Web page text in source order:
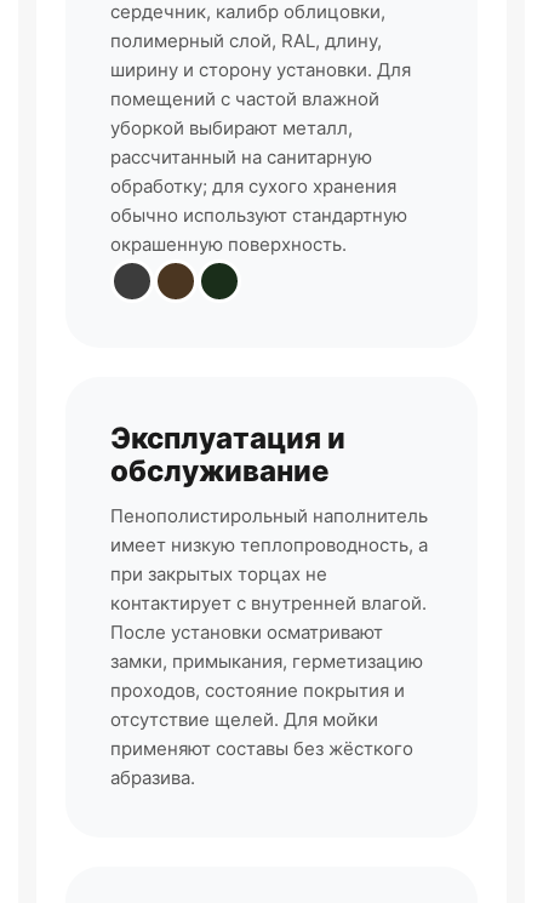
сердечник, калибр облицовки,
полимерный слой, RAL, длину,
ширину и сторону установки. Для
помещений с частой влажной
уборкой выбирают металл,
рассчитанный на санитарную
обработку; для сухого хранения
обычно используют стандартную
окрашенную поверхность.
Эксплуатация и
обслуживание
Пенополистирольный наполнитель
имеет низкую теплопроводность, а
при закрытых торцах не
контактирует с внутренней влагой.
После установки осматривают
замки, примыкания, герметизацию
проходов, состояние покрытия и
отсутствие щелей. Для мойки
применяют составы без жёсткого
абразива.